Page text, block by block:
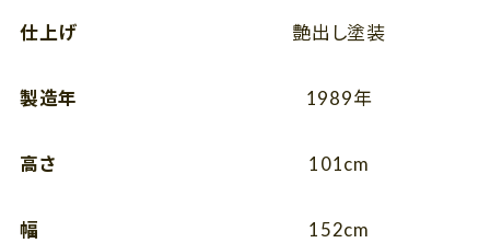
仕上げ 艶出し塗装
製造年 1989年
高さ 101cm
幅 152cm